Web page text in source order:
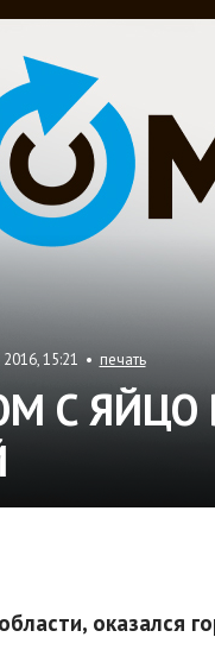
15:21 • печать
С
оказался